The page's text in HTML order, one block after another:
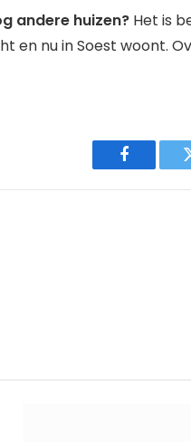
andere huizen? Het is
en nu in Soest woont.
Facebook